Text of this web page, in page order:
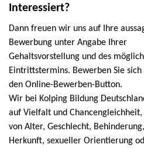
Interessiert?
Dann freuen wir uns auf Ihre
Bewerbung unter Angabe Ihrer
Gehaltsvorstellung und des
Eintrittstermins. Bewerben Sie
den Online-Bewerben-Button.
Wir bei Kolping Bildung
auf Vielfalt und
von Alter, Geschlecht,
Herkunft, sexueller Orientierung